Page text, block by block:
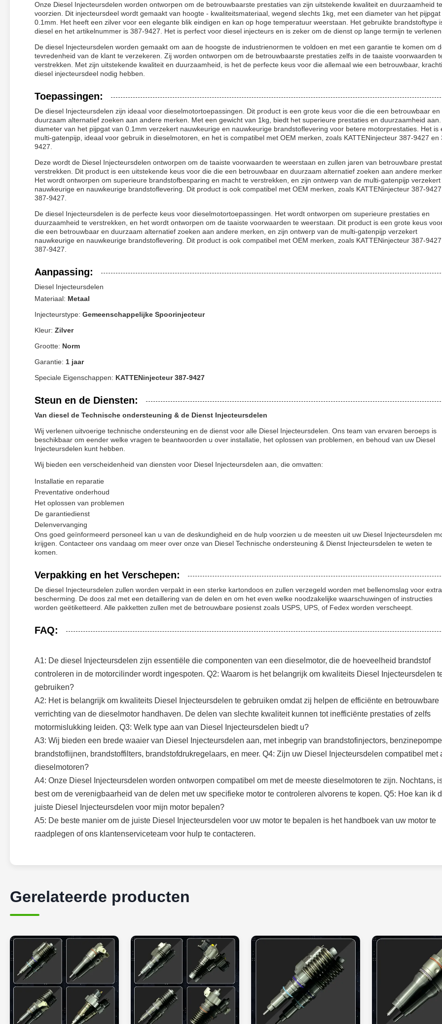
Onze Diesel Injecteursdelen worden ontworpen om de betrouwbaarste prestaties van zijn uitstekende kwaliteit en duurzaamheid te
voorzien. Dit injecteursdeel wordt gemaakt van hoogte - kwaliteitsmateriaal, wegend slechts 1kg, met een diameter van het pijpgat
0.1mm. Het heeft een zilver voor een elegante blik eindigen en kan op hoge temperatuur weerstaan. Het gebruikte brandstoftype
diesel en het artikelnummer is 387-9427. Het is perfect voor diesel injecteurs en is zeker om de dienst op lange termijn te
De diesel Injecteursdelen worden gemaakt om aan de hoogste de industrienormen te voldoen en met een garantie te komen om
tevredenheid van de klant te verzekeren. Zij worden ontworpen om de betrouwbaarste prestaties zelfs in de taaiste voorwaarden
verstrekken. Met zijn uitstekende kwaliteit en duurzaamheid, is het de perfecte keus voor die allemaal wie een betrouwbaar,
diesel injecteursdeel nodig hebben.
Toepassingen:
De diesel Injecteursdelen zijn ideaal voor dieselmotortoepassingen. Dit product is een grote keus voor die die een betrouwbaar en
duurzaam alternatief zoeken aan andere merken. Met een gewicht van 1kg, biedt het superieure prestaties en duurzaamheid
diameter van het pijpgat van 0.1mm verzekert nauwkeurige en nauwkeurige brandstoflevering voor betere motorprestaties. Het is
multi-gatenpijp, ideaal voor gebruik in dieselmotoren, en het is compatibel met OEM merken, zoals KATTENinjecteur 387-9427 en
9427.
Deze wordt de Diesel Injecteursdelen ontworpen om de taaiste voorwaarden te weerstaan en zullen jaren van betrouwbare
verstrekken. Dit product is een uitstekende keus voor die die een betrouwbaar en duurzaam alternatief zoeken aan andere
Het wordt ontworpen om superieure brandstofbesparing en macht te verstrekken, en zijn ontwerp van de multi-gatenpijp verzekert
nauwkeurige en nauwkeurige brandstoflevering. Dit product is ook compatibel met OEM merken, zoals KATTENinjecteur 387-
387-9427.
De diesel Injecteursdelen is de perfecte keus voor dieselmotortoepassingen. Het wordt ontworpen om superieure prestaties en
duurzaamheid te verstrekken, en het wordt ontworpen om de taaiste voorwaarden te weerstaan. Dit product is een grote keus
die een betrouwbaar en duurzaam alternatief zoeken aan andere merken, en zijn ontwerp van de multi-gatenpijp verzekert
nauwkeurige en nauwkeurige brandstoflevering. Dit product is ook compatibel met OEM merken, zoals KATTENinjecteur 387-
387-9427.
Aanpassing:
Diesel Injecteursdelen
Materiaal: Metaal
Injecteurstype: Gemeenschappelijke Spoorinjecteur
Kleur: Zilver
Grootte: Norm
Garantie: 1 jaar
Speciale Eigenschappen: KATTENinjecteur 387-9427
Steun en de Diensten:
Van diesel de Technische ondersteuning & de Dienst Injecteursdelen
Wij verlenen uitvoerige technische ondersteuning en de dienst voor alle Diesel Injecteursdelen. Ons team van ervaren beroeps is
beschikbaar om eender welke vragen te beantwoorden u over installatie, het oplossen van problemen, en behoud van uw Diesel
Injecteursdelen kunt hebben.
Wij bieden een verscheidenheid van diensten voor Diesel Injecteursdelen aan, die omvatten:
Installatie en reparatie
Preventative onderhoud
Het oplossen van problemen
De garantiedienst
Delenvervanging
Ons goed geïnformeerd personeel kan u van de deskundigheid en de hulp voorzien u de meesten uit uw Diesel Injecteursdelen
krijgen. Contacteer ons vandaag om meer over onze van Diesel Technische ondersteuning & Dienst Injecteursdelen te weten te
komen.
Verpakking en het Verschepen:
De diesel Injecteursdelen zullen worden verpakt in een sterke kartondoos en zullen verzegeld worden met bellenomslag voor extra
bescherming. De doos zal met een detaillering van de delen en om het even welke noodzakelijke waarschuwingen of instructies
worden geëtiketteerd. Alle pakketten zullen met de betrouwbare posienst zoals USPS, UPS, of Fedex worden verscheept.
FAQ:
A1: De diesel Injecteursdelen zijn essentiële die componenten van een dieselmotor, die de hoeveelheid brandstof
controleren in de motorcilinder wordt ingespoten. Q2: Waarom is het belangrijk om kwaliteits Diesel Injecteursdelen
gebruiken?
A2: Het is belangrijk om kwaliteits Diesel Injecteursdelen te gebruiken omdat zij helpen de efficiënte en betrouwbare
verrichting van de dieselmotor handhaven. De delen van slechte kwaliteit kunnen tot inefficiënte prestaties of zelfs
motormislukking leiden. Q3: Welk type aan van Diesel Injecteursdelen biedt u?
A3: Wij bieden een brede waaier van Diesel Injecteursdelen aan, met inbegrip van brandstofinjectors,
brandstoflijnen, brandstoffilters, brandstofdrukregelaars, en meer. Q4: Zijn uw Diesel Injecteursdelen compatibel met
dieselmotoren?
A4: Onze Diesel Injecteursdelen worden ontworpen compatibel om met de meeste dieselmotoren te zijn. Nochtans,
best om de verenigbaarheid van de delen met uw specifieke motor te controleren alvorens te kopen. Q5: Hoe kan ik
juiste Diesel Injecteursdelen voor mijn motor bepalen?
A5: De beste manier om de juiste Diesel Injecteursdelen voor uw motor te bepalen is het handboek van uw motor te
raadplegen of ons klantenserviceteam voor hulp te contacteren.
Gerelateerde producten